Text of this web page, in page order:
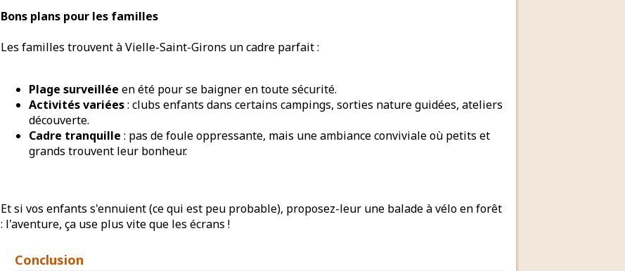
Bons plans pour les familles
Les familles trouvent à Vielle-Saint-Girons un cadre parfait :
Plage surveillée en été pour se baigner en toute sécurité.
Activités variées: clubs enfants dans certains campings, sorties nature guidées, ateliers
découverte.
Cadre tranquille : pas de foule oppressante, mais une ambiance conviviale où petits et
grands trouvent leur bonheur.
Et si vos enfants s'ennuient (ce qui est peu probable), proposez-leur une balade à vélo en forêt
: l'aventure, ça use plus vite que les écrans !
Conclusion